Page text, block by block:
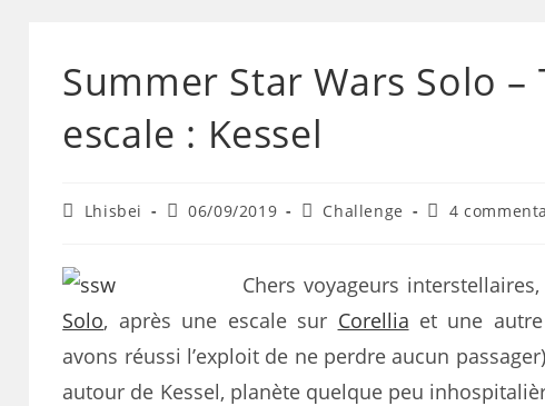
Summer Star Wars Solo –
escale : Kessel
Lhisbei 06/09/2019 Challenge 4
Chers voyageurs
Solo, après une escale sur Corellia et une
avons réussi l’exploit de ne perdre aucun
autour de Kessel, planète quelque peu